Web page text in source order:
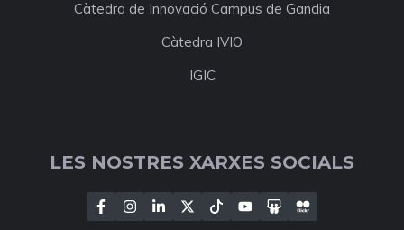
Càtedra de Innovació Campus de Gandia
Càtedra IVIO
IGIC
LES NOSTRES XARXES SOCIALS